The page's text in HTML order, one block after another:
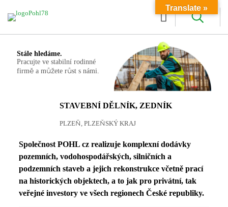
Stále hledáme.
Pracujte ve stabilní rodinné
firmě a můžete růst s námi.
STAVEBNÍ DĚLNÍK, ZEDNÍK
PLZEŇ, PLZEŇSKÝ KRAJ
Společnost POHL cz realizuje komplexní dodávky
pozemních, vodohospodářských, silničních a
podzemních staveb a jejich rekonstrukce včetně prací
na historických objektech, a to jak pro privátní, tak
veřejné investory ve všech regionech České republiky.
Translate »